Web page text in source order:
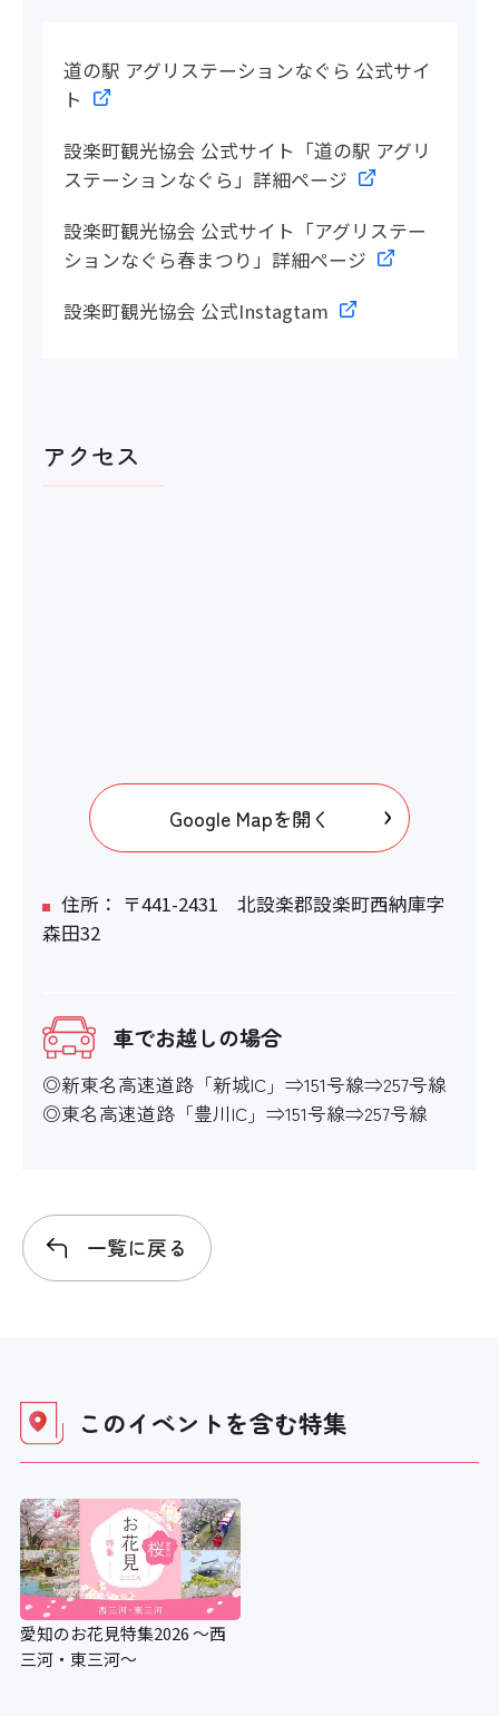
道の駅 アグリステーションなぐら 公式サイ
ト
設楽町観光協会 公式サイト「道の駅 アグリ
ステーションなぐら」詳細ページ
設楽町観光協会 公式サイト「アグリステー
ションなぐら春まつり」詳細ページ
設楽町観光協会 公式Instagtam
アクセス
Google Mapを開く
住所： 〒441-2431 北設楽郡設楽町西納庫字
森田32
車でお越しの場合
◎新東名高速道路「新城IC」⇒151号線⇒257号線
◎東名高速道路「豊川IC」⇒151号線⇒257号線
一覧に戻る
このイベントを含む特集
愛知のお花見特集2026 ～西
三河・東三河～